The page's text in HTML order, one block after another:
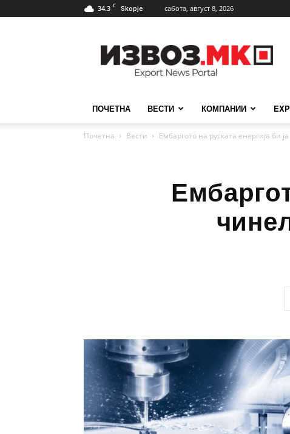
34.3 C Skopje сабота, август 8, 2026
ПОЧЕТНА ВЕСТИ КОМПАНИИ
Почетна Вести Ембаргото на руската енергија би